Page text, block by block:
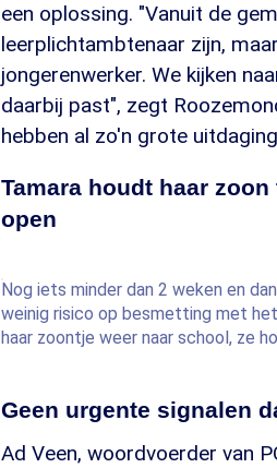
een oplossing. "Vanuit de
leerplichtambtenaar zijn,
jongerenwerker. We kijken
daarbij past", zegt
hebben al zo'n grote
Tamara houdt haar
open
Nog iets minder dan 2 weken en
weinig risico op besmetting met
haar zoontje weer naar school, ze
Geen urgente signalen
Ad Veen, woordvoerder van